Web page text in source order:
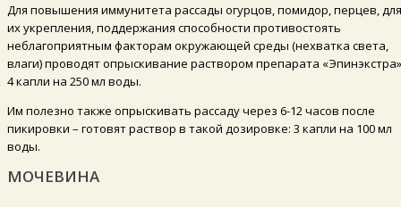
Для повышения иммунитета рассады огурцов, помидор, перцев, для
их укрепления, поддержания способности противостоять
неблагоприятным факторам окружающей среды (нехватка света,
влаги) проводят опрыскивание раствором препарата
4 капли на 250 мл воды.
Им полезно также опрыскивать рассаду через 6-12 часов после
пикировки – готовят раствор в такой дозировке: 3 капли на 100 мл
воды.
МОЧЕВИНА